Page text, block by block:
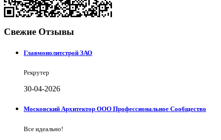
Свежие Отзывы
Главмонолитстрой ЗАО
Рекрутер
30-04-2026
Московский Архитектор ООО Профессиональное Сообщество
Все идеально!